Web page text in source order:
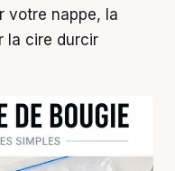
votre nappe, la
la cire durcir